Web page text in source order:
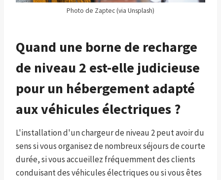
Photo de Zaptec (via Unsplash)
Quand une borne de recharge
de niveau 2 est-elle judicieuse
pour un hébergement adapté
aux véhicules électriques ?
L'installation d'un chargeur de niveau 2 peut avoir du
sens si vous organisez de nombreux séjours de courte
durée, si vous accueillez fréquemment des clients
conduisant des véhicules électriques ou si vous êtes